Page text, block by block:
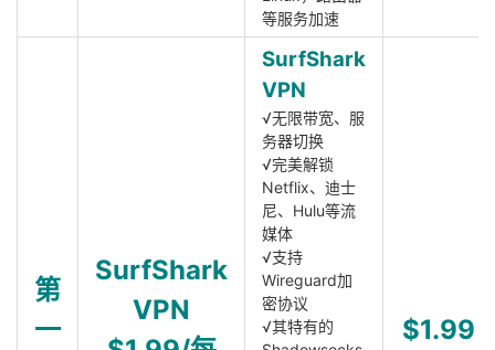
等服务加速
第
一
SurfShark
VPN
SurfShark
VPN
√无限带宽、服
务器切换
√完美解锁
Netflix、迪士
尼、Hulu等流
媒体
√支持
Wireguard加
密协议
√其特有的
$1.99